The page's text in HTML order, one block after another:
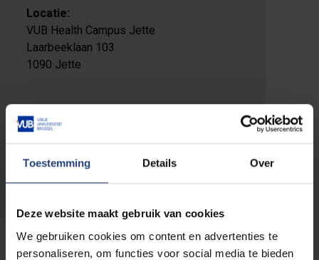
Toestemming Details Over
Deze website maakt gebruik van cookies
We gebruiken cookies om content en advertenties te
personaliseren, om functies voor social media te bieden
Locatie:
VUB Health Campus Jette
Laarbeeklaan 103
1090 Jette
E-mailadres:
traindetrainergeneeskunde@vub.be